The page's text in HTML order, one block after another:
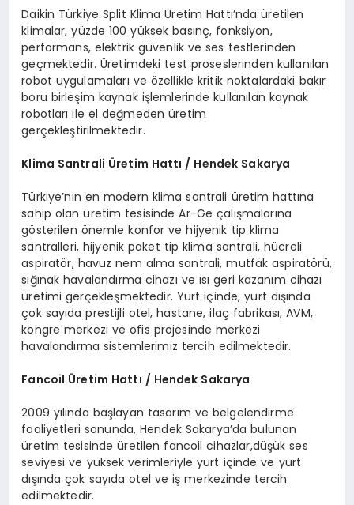
Daikin Türkiye Split Klima Üretim Hattı’nda üretilen
klimalar, yüzde 100 yüksek basınç, fonksiyon,
performans, elektrik güvenlik ve ses testlerinden
geçmektedir. Üretimdeki test proseslerinden kullanılan
robot uygulamaları ve özellikle kritik noktalardaki bakır
boru birleşim kaynak işlemlerinde kullanılan kaynak
robotları ile el değmeden üretim
gerçekleştirilmektedir.
Klima Santrali Üretim Hattı / Hendek Sakarya
Türkiye’nin en modern klima santrali üretim hattına
sahip olan üretim tesisinde Ar-Ge çalışmalarına
gösterilen önemle konfor ve hijyenik tip klima
santralleri, hijyenik paket tip klima santrali, hücreli
aspiratör, havuz nem alma santrali, mutfak aspiratörü,
sığınak havalandırma cihazı ve ısı geri kazanım cihazı
üretimi gerçekleşmektedir. Yurt içinde, yurt dışında
çok sayıda prestijli otel, hastane, ilaç fabrikası, AVM,
kongre merkezi ve ofis projesinde merkezi
havalandırma sistemlerimiz tercih edilmektedir.
Fancoil Üretim Hattı / Hendek Sakarya
2009 yılında başlayan tasarım ve belgelendirme
faaliyetleri sonunda, Hendek Sakarya’da bulunan
üretim tesisinde üretilen fancoil cihazlar,düşük ses
seviyesi ve yüksek verimleriyle yurt içinde ve yurt
dışında çok sayıda otel ve iş merkezinde tercih
edilmektedir.